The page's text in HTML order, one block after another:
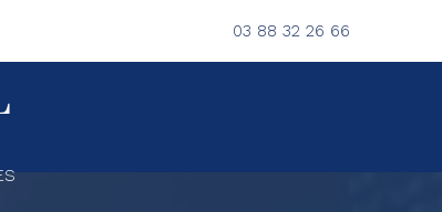
03 88 32 26 66